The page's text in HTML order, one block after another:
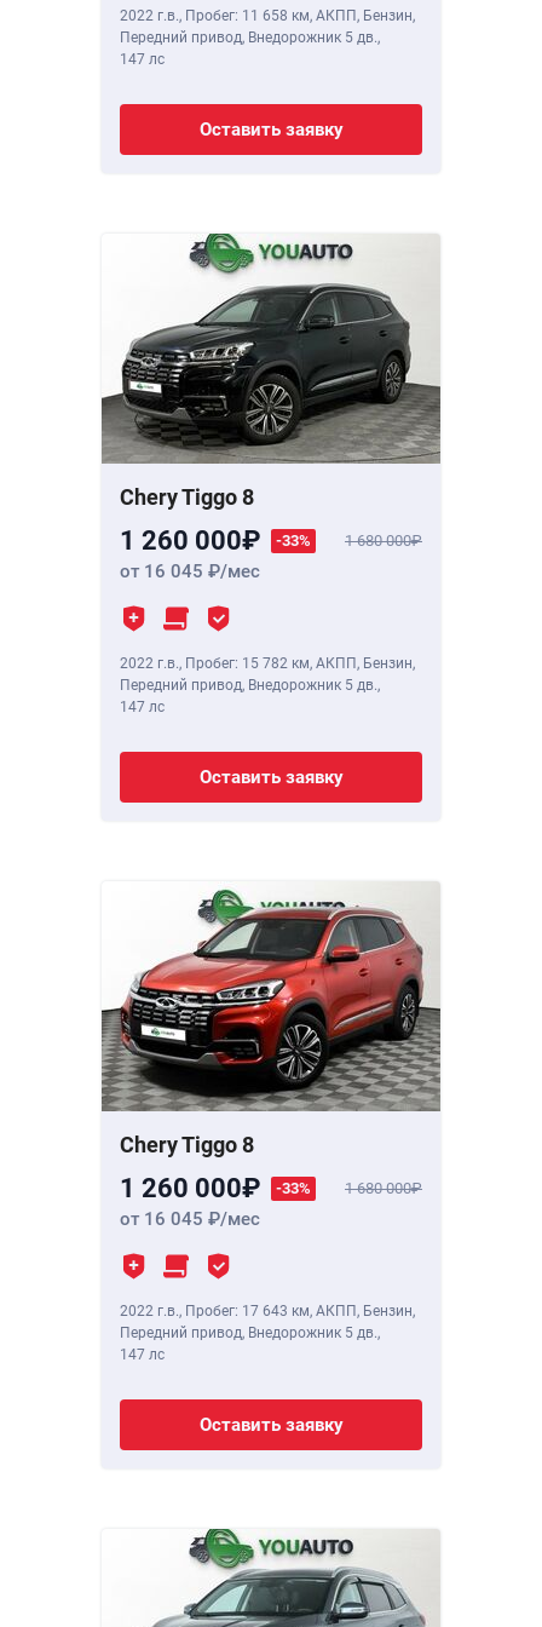
2022 г.в., Пробег: 11 658 км, АКПП, Бензин,
Передний привод, Внедорожник 5 дв.,
147 лс
Оставить заявку
Chery Tiggo 8
1 260 000 -33% 1 680 000
от 16 045 /мес
2022 г.в., Пробег: 15 782 км, АКПП, Бензин,
Передний привод, Внедорожник 5 дв.,
147 лс
Оставить заявку
Chery Tiggo 8
1 260 000 -33% 1 680 000
от 16 045 /мес
2022 г.в., Пробег: 17 643 км, АКПП, Бензин,
Передний привод, Внедорожник 5 дв.,
147 лс
Оставить заявку